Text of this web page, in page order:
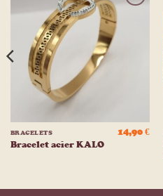
Ajouter
d’envies
BRACELETS
Bracelet acier KALO
14,90€